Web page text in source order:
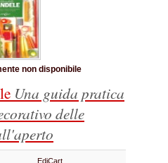
non disponibile
Una guida pratica
delle
EdiCart